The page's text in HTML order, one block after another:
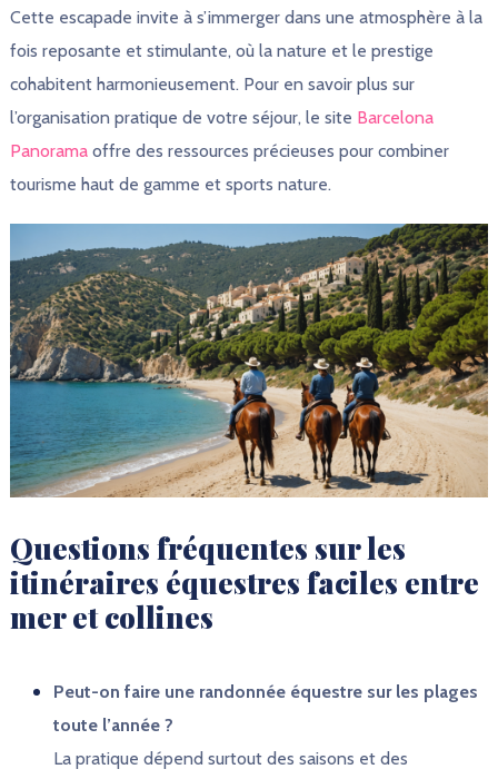
Cette escapade invite à s’immerger dans une atmosphère à la
fois reposante et stimulante, où la nature et le prestige
cohabitent harmonieusement. Pour en savoir plus sur
l’organisation pratique de votre séjour, le site Barcelona
Panoramaoffre des ressources précieuses pour combiner
tourisme haut de gamme et sports nature.
Questions fréquentes sur les
itinéraires équestres faciles entre
mer et collines
Peut-on faire une randonnée équestre sur les plages
toute l’année ?
La pratique dépend surtout des saisons et des